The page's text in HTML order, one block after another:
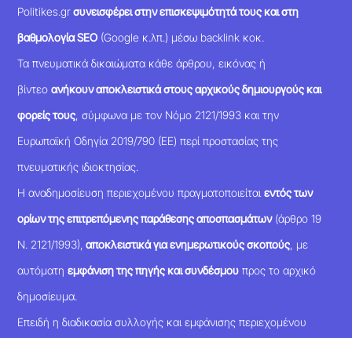
Politikes.grσυνεισφέρει στην επισκεψιμότητά τους και στη
βαθμολογία SEO (Google κ.λπ.) μέσω backlink κοκ.
Τα πνευματικά δικαιώματα κάθε άρθρου, εικόνας ή
βίντεοανήκουν αποκλειστικά στους αρχικούς δημιουργούς και
φορείς τους , σύμφωνα με τον Νόμο 2121/1993 και την
Ευρωπαϊκή Οδηγία 2019/790 (ΕΕ) περί προστασίας της
πνευματικής ιδιοκτησίας.
Η αναδημοσίευση περιεχομένου πραγματοποιείταιεντός των
ορίων της επιτρεπόμενης παράθεσης αποσπασμάτων(άρθρο 19
Ν. 2121/1993), αποκλειστικά για ενημερωτικούς σκοπούς , με
αυτόματηεμφάνιση της πηγής και συνδέσμου προς το αρχικό
δημοσίευμα.
Επειδή η διαδικασία συλλογής και εμφάνισης περιεχομένου